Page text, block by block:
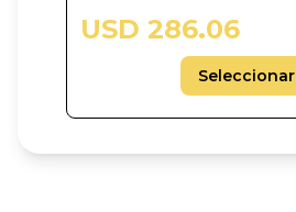
USD 286.06
Seleccionar